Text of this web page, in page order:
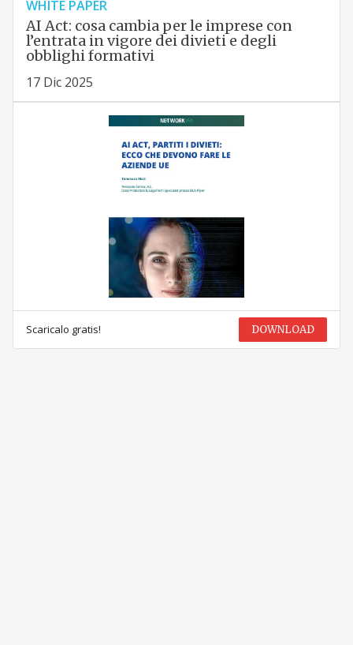
WHITE PAPER
AI Act: cosa cambia per le imprese con
l’entrata in vigore dei divieti e degli
obblighi formativi
17 Dic 2025
Scaricalo gratis! DOWNLOAD